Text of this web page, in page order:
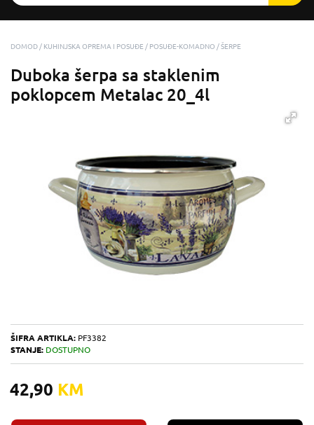
DOMOD KUHINJSKA OPREMA I POSUĐE POSUĐE-KOMADNO ŠERPE
Duboka šerpa sa staklenim
poklopcem Metalac 20_4l
ŠIFRA ARTIKLA: PF3382
STANJE: DOSTUPNO
42,90 KM